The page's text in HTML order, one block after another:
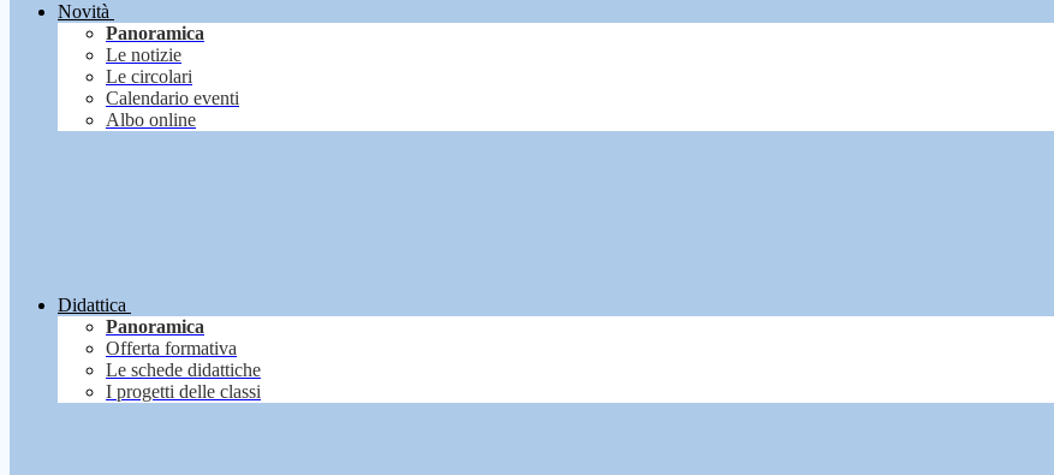
Novità
Panoramica
Le notizie
Le circolari
Calendario eventi
Albo online
Didattica
Panoramica
Offerta formativa
Le schede didattiche
I progetti delle classi